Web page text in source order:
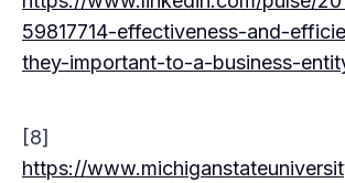
59817714-effectiveness-and-
they-important-to-a-business-
[8]
https://